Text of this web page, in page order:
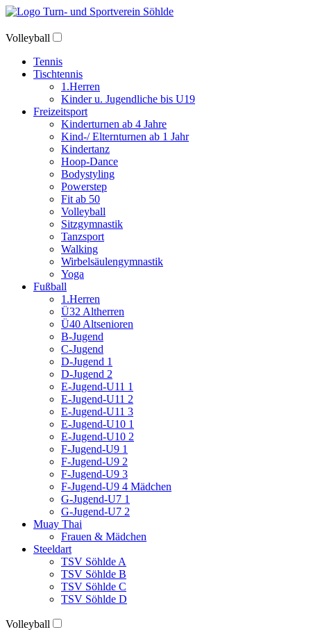
Volleyball
Tennis
Tischtennis
1.Herren
Kinder u. Jugendliche bis U19
Freizeitsport
Kinderturnen ab 4 Jahre
Kind-/ Elternturnen ab 1 Jahr
Kindertanz
Hoop-Dance
Bodystyling
Powerstep
Fit ab 50
Volleyball
Sitzgymnastik
Tanzsport
Walking
Wirbelsäulengymnastik
Yoga
Fußball
1.Herren
Ü32 Altherren
Ü40 Altsenioren
B-Jugend
C-Jugend
D-Jugend 1
D-Jugend 2
E-Jugend-U11 1
E-Jugend-U11 2
E-Jugend-U11 3
E-Jugend-U10 1
E-Jugend-U10 2
F-Jugend-U9 1
F-Jugend-U9 2
F-Jugend-U9 3
F-Jugend-U9 4 Mädchen
G-Jugend-U7 1
G-Jugend-U7 2
Muay Thai
Frauen & Mädchen
Steeldart
TSV Söhlde A
TSV Söhlde B
TSV Söhlde C
TSV Söhlde D
Volleyball